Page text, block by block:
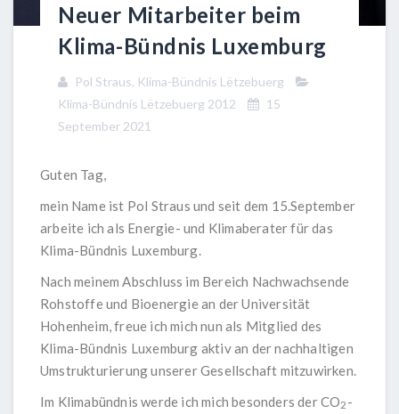
Neuer Mitarbeiter beim
Klima-Bündnis Luxemburg
Pol Straus, Klima-Bündnis Lëtzebuerg
Klima-Bündnis Lëtzebuerg 2012
15
September 2021
Guten Tag,
mein Name ist Pol Straus und seit dem 15.September
arbeite ich als Energie- und Klimaberater für das
Klima-Bündnis Luxemburg.
Nach meinem Abschluss im Bereich Nachwachsende
Rohstoffe und Bioenergie an der Universität
Hohenheim, freue ich mich nun als Mitglied des
Klima-Bündnis Luxemburg aktiv an der nachhaltigen
Umstrukturierung unserer Gesellschaft mitzuwirken.
Im Klimabündnis werde ich mich besonders der CO2 -